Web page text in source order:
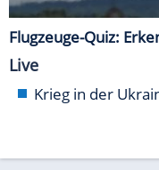
Flugzeuge-Quiz:
Live
Krieg in der